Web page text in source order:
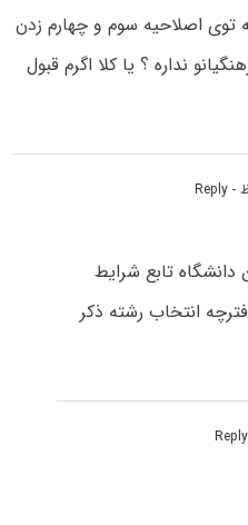
توی اصلاحیه سوم و چهارم زدن
نداره ؟ یا کلا اگرم قبول
- Reply
دانشگاه تابع شرایط
انتخاب رشته ذکر